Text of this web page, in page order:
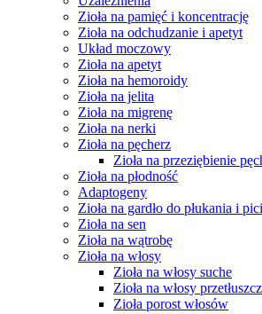
Zioła na pamięć i koncentrację
Zioła na odchudzanie i apetyt
Układ moczowy
Zioła na apetyt
Zioła na hemoroidy
Zioła na jelita
Zioła na migrenę
Zioła na nerki
Zioła na pęcherz
Zioła na przeziębienie
Zioła na płodność
Adaptogeny
Zioła na gardło do płukania i
Zioła na sen
Zioła na wątrobę
Zioła na włosy
Zioła na włosy suche
Zioła na włosy
Zioła porost włosów